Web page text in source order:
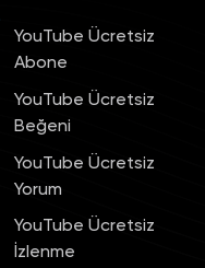
YouTube Ücretsiz
Abone
YouTube Ücretsiz
Beğeni
YouTube Ücretsiz
Yorum
YouTube Ücretsiz
İzlenme